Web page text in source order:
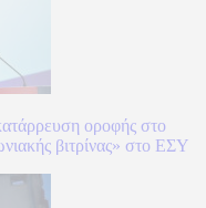
οροφής στο
βιτρίνας» στο ΕΣΥ